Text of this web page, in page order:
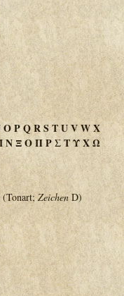
OPQRS TUVWX
ΝΞΟΠΡΣΤΥΧΩ
Zeichen D)